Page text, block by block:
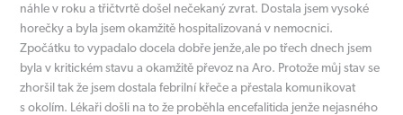
náhle v roku a třičtvrtě došel nečekaný zvrat. Dostala jsem vysoké
horečky a byla jsem okamžitě hospitalizovaná v nemocnici.
Zpočátku to vypadalo docela dobře jenže,ale po třech dnech jsem
byla v kritickém stavu a okamžitě převoz na Aro. Protože můj stav se
zhoršil tak že jsem dostala febrilní křeče a přestala komunikovat
s okolím. Lékaři došli na to že proběhla encefalitida jenže nejasného